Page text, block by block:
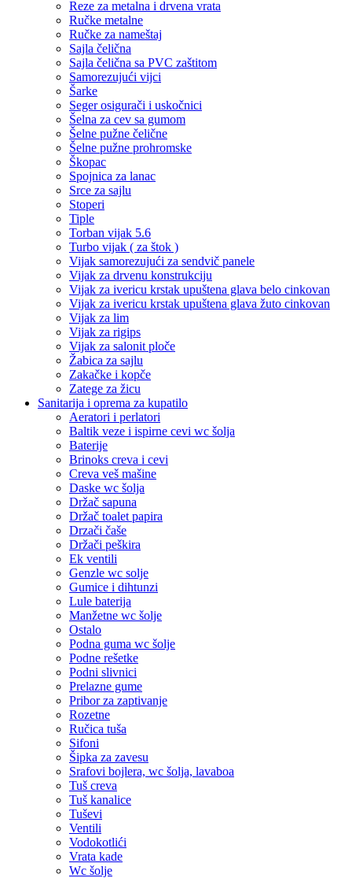
Reze za metalna i drvena vrata
Ručke metalne
Ručke za nameštaj
Sajla čelična
Sajla čelična sa PVC zaštitom
Samorezujući vijci
Šarke
Seger osigurači i uskočnici
Šelna za cev sa gumom
Šelne pužne čelične
Šelne pužne prohromske
Škopac
Spojnica za lanac
Srce za sajlu
Stoperi
Tiple
Torban vijak 5.6
Turbo vijak ( za štok )
Vijak samorezujući za sendvič panele
Vijak za drvenu konstrukciju
Vijak za ivericu krstak upuštena glava belo cinkovan
Vijak za ivericu krstak upuštena glava žuto cinkovan
Vijak za lim
Vijak za rigips
Vijak za salonit ploče
Žabica za sajlu
Zakačke i kopče
Zatege za žicu
Sanitarija i oprema za kupatilo
Aeratori i perlatori
Baltik veze i ispirne cevi wc šolja
Baterije
Brinoks creva i cevi
Creva veš mašine
Daske wc šolja
Držač sapuna
Držač toalet papira
Drzači čaše
Držači peškira
Ek ventili
Genzle wc solje
Gumice i dihtunzi
Lule baterija
Manžetne wc šolje
Ostalo
Podna guma wc šolje
Podne rešetke
Podni slivnici
Prelazne gume
Pribor za zaptivanje
Rozetne
Ručica tuša
Sifoni
Šipka za zavesu
Srafovi bojlera, wc šolja, lavaboa
Tuš creva
Tuš kanalice
Tuševi
Ventili
Vodokotlići
Vrata kade
Wc šolje